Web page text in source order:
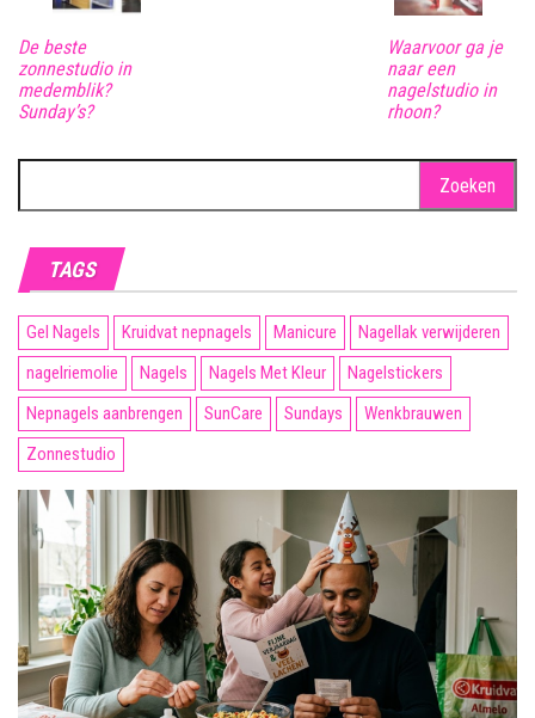
De beste
zonnestudio in
medemblik?
Sunday’s?
Waarvoor ga je
naar een
nagelstudio in
rhoon?
naar:
TAGS
Gel Nagels Kruidvat nepnagels Manicure
Nagellak verwijderen
nagelriemolie
Nagels Nagels Met Kleur
Nagelstickers
Nepnagels aanbrengen
SunCare Sundays
Wenkbrauwen
Zonnestudio